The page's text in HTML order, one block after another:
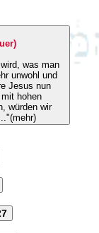
was man
unwohl und
hohen
würden wir